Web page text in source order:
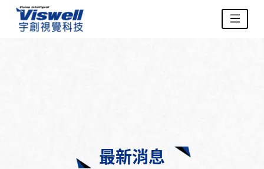
最新消息